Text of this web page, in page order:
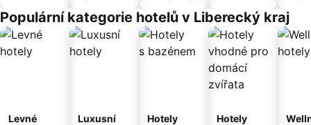
Populární kategorie hotelů v Liberecký kraj
Levné
Luxusní
Hotely
Hotely